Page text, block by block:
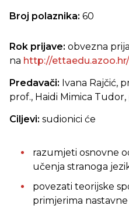
Broj polaznika: 60
Rok prijave: obvezna
na http://ettaedu.azoo.hr/
Predavači: Ivana Rajčić,
prof., Haidi Mimica
Ciljevi: sudionici će
razumjeti osnovne
učenja stranoga
povezati teorijske
primjerima